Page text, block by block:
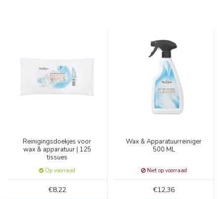
Reinigingsdoekjes voor
wax & apparatuur | 125
tissues
Op voorraad
€8,22
Wax & Apparatuurreiniger
500 ML
Niet op voorraad
€12,36